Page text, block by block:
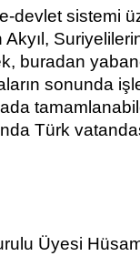
devlet sistemi
buradan
sonunda
Türk
Üyesi